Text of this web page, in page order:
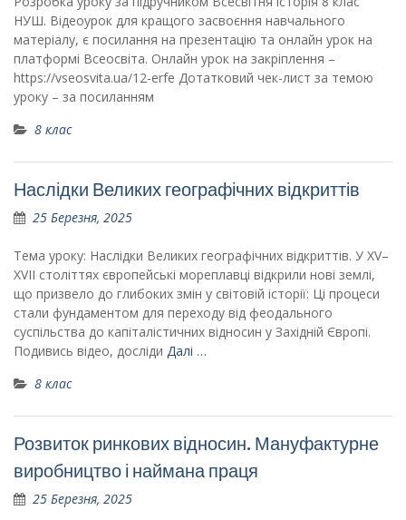
НУШ. Відеоурок для кращого засвоєння навчального
матеріалу, є посилання на презентацію та онлайн урок на
платформі Всеосвіта. Онлайн урок на закріплення –
https://vseosvita.ua/12-erfe Дотатковий чек-лист за темою
уроку – за посиланням
8 клас
Наслідки Великих географічних відкриттів
25 Березня, 2025
Тема уроку: Наслідки Великих географічних відкриттів. У XV–
XVII століттях європейські мореплавці відкрили нові землі,
що призвело до глибоких змін у світовій історії: Ці процеси
стали фундаментом для переходу від феодального
суспільства до капіталістичних відносин у Західній Європі.
Подивись відео, досліди Далі …
8 клас
Розвиток ринкових відносин. Мануфактурне
виробництво і наймана праця
25 Березня, 2025